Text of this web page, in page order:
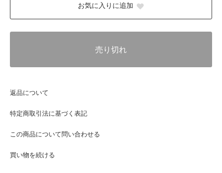
お気に入りに追加
売り切れ
返品について
特定商取引法に基づく表記
この商品について問い合わせる
買い物を続ける